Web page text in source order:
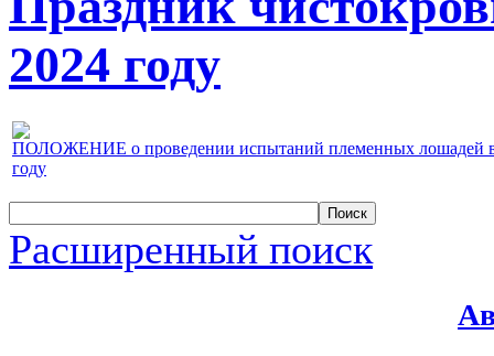
2024 году
ПОЛОЖЕНИЕ о проведении испытаний племенных лошадей
году
Расширенный поиск